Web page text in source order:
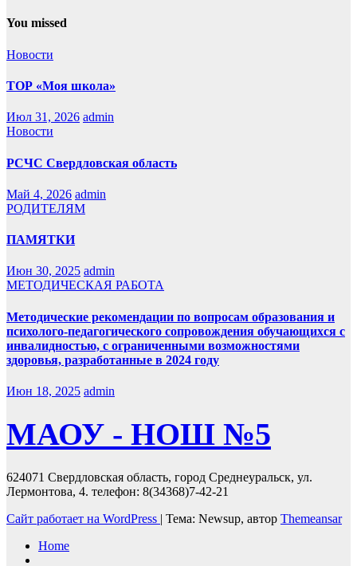
You missed
Новости
ТОР «Моя школа»
Июл 31, 2026 admin
Новости
РСЧС Свердловская область
Май 4, 2026 admin
РОДИТЕЛЯМ
ПАМЯТКИ
Июн 30, 2025 admin
МЕТОДИЧЕСКАЯ РАБОТА
Методические рекомендации по вопросам образования и
психолого-педагогического сопровождения обучающихся с
инвалидностью, с ограниченными возможностями
здоровья, разработанные в 2024 году
Июн 18, 2025 admin
МАОУ - НОШ №5
624071 Свердловская область, город Среднеуральск, ул.
Лермонтова, 4. телефон: 8(34368)7-42-21
Сайт работает на WordPress | Тема: Newsup, автор Themeansar
Home